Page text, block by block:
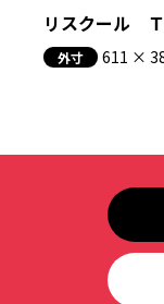
リスクール
外寸 611 ×